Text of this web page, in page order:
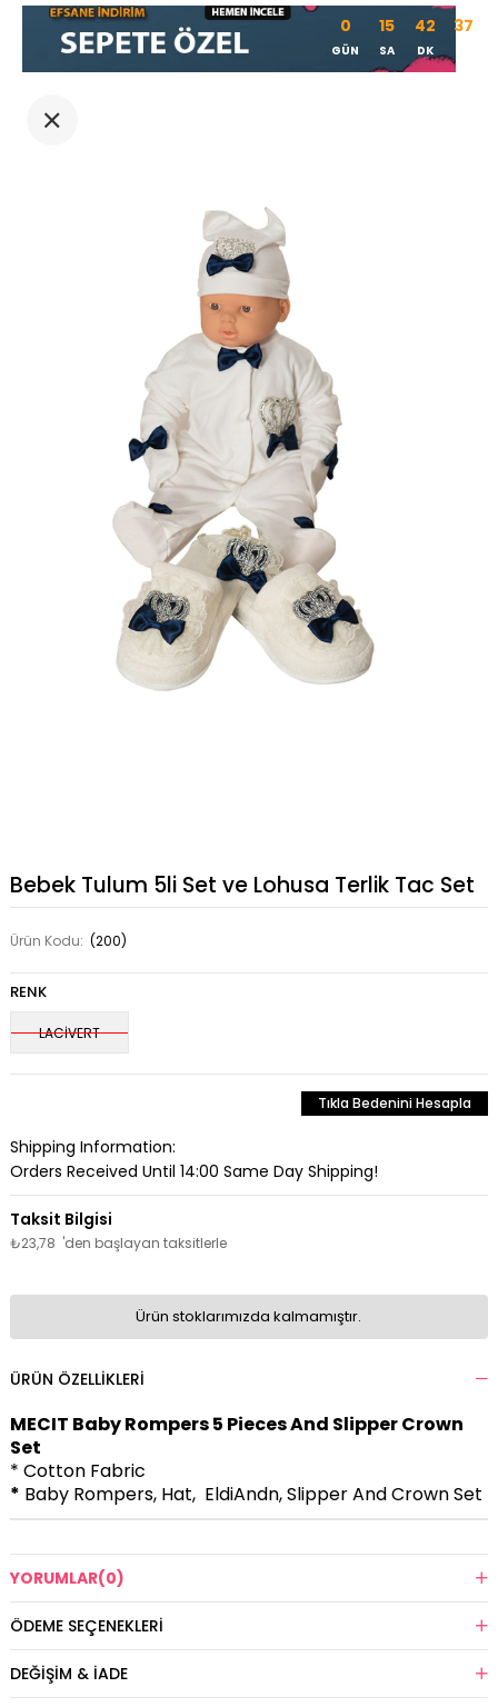
0
GÜN
15
SA
42
DK
36
Bebek Tulum 5li Set ve Lohusa Terlik Tac Set
Ürün Kodu: (200)
RENK
LACİVERT
Tıkla Bedenini Hesapla
Shipping Information:
Orders Received Until 14:00 Same Day Shipping!
₺23,78 'den başlayan taksitlerle
Ürün stoklarımızda kalmamıştır.
ÜRÜN ÖZELLIKLERI
MECIT Baby Rompers 5 Pieces And Slipper Crown
Set
* Cotton Fabric
* Baby Rompers, Hat, EldiAndn, Slipper And Crown Set
YORUMLAR(0)
ÖDEME SEÇENEKLERI
DEĞIŞIM & İADE